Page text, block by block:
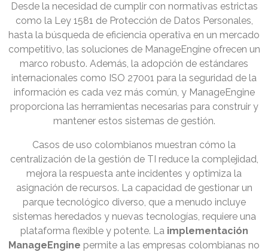
Desde la necesidad de cumplir con normativas estrictas
como la Ley 1581 de Protección de Datos Personales,
hasta la búsqueda de eficiencia operativa en un mercado
competitivo, las soluciones de ManageEngine ofrecen un
marco robusto. Además, la adopción de estándares
internacionales como ISO 27001 para la seguridad de la
información es cada vez más común, y ManageEngine
proporciona las herramientas necesarias para construir y
mantener estos sistemas de gestión.
Casos de uso colombianos muestran cómo la
centralización de la gestión de TI reduce la complejidad,
mejora la respuesta ante incidentes y optimiza la
asignación de recursos. La capacidad de gestionar un
parque tecnológico diverso, que a menudo incluye
sistemas heredados y nuevas tecnologías, requiere una
plataforma flexible y potente. La implementación
ManageEngine permite a las empresas colombianas no